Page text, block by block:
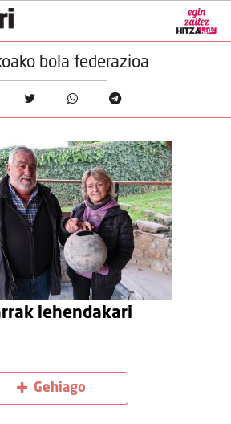
bola federazioa
lehendakari
Gehiago